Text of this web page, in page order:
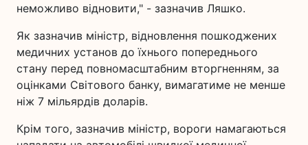
неможливо відновити," - зазначив Ляшко.
Як зазначив міністр, відновлення пошкоджених
медичних установ до їхнього попереднього
стану перед повномасштабним вторгненням, за
оцінками Світового банку, вимагатиме не менше
ніж 7 мільярдів доларів.
Крім того, зазначив міністр, вороги намагаються